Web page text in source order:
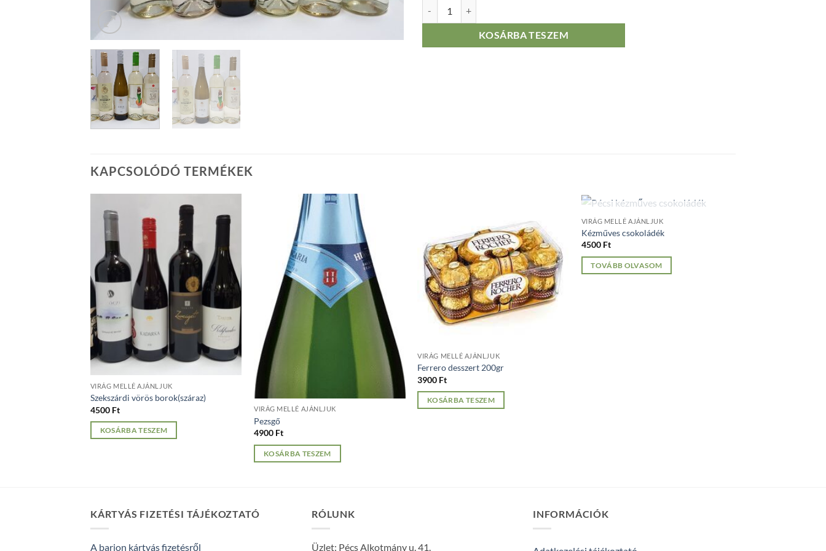
KOSÁRBA TESZEM
KAPCSOLÓDÓ TERMÉKEK
VIRÁG MELLÉ AJÁNLJUK
Szekszárdi vörös borok(száraz)
4500 Ft
KOSÁRBA TESZEM
VIRÁG MELLÉ AJÁNLJUK
Pezsgő
4900 Ft
KOSÁRBA TESZEM
VIRÁG MELLÉ AJÁNLJUK
Ferrero desszert 200gr
3900 Ft
KOSÁRBA TESZEM
ELFOGYOTT
VIRÁG MELLÉ AJÁNLJUK
Kézműves csokoládék
4500 Ft
TOVÁBB OLVASOM
KÁRTYÁS FIZETÉSI TÁJÉKOZTATÓ
A barion kártyás fizetésről
RÓLUNK
Üzlet: Pécs Alkotmány u. 41.
INFORMÁCIÓK